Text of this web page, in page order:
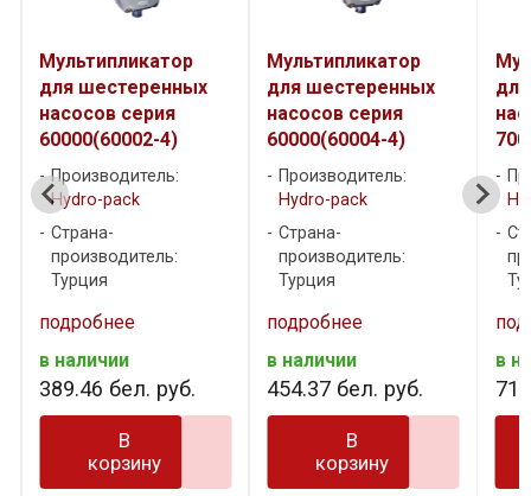
Мультипликатор
для шестеренных
насосов cерия
60000(60002-4)
Производитель:
Hydro-pack
Страна-
производитель:
Турция
подробнее
в наличии
389.46 бел. руб.
В
корзину
Мультипликатор
для шестеренных
насосов cерия
60000(60004-4)
Производитель:
Hydro-pack
Страна-
производитель:
Турция
подробнее
в наличии
454.37 бел. руб.
В
корзину
в
718